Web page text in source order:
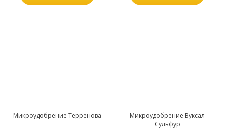
Микроудобрение Терренова
Микроудобрение Вуксал
Сульфур